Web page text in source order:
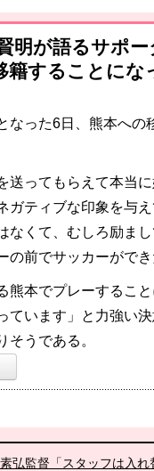
個」
ジウム「気候変動から
明が語るサポ
籍することに
った6日、熊本への
送ってもらえて本当
ガティブな印象を与
なくて、むしろ励ま
前でサッカーがで
本でプレーするこ
ています」と力強い
そうである。
弘監督「スタッフは入れ